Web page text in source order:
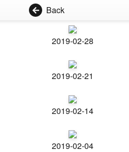
Back
2019-02-28
2019-02-21
2019-02-14
2019-02-04